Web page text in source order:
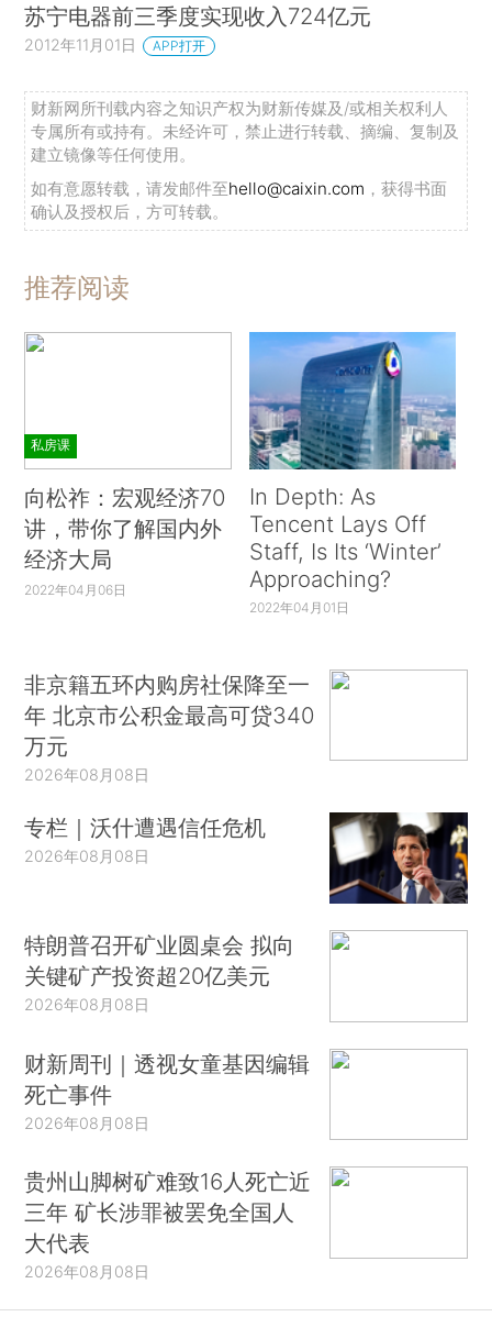
苏宁电器前三季度实现收入724亿元
2012年11月01日 APP打开
财新网所刊载内容之知识产权为财新传媒及/或相关权利人
专属所有或持有。未经许可，禁止进行转载、摘编、复制及
建立镜像等任何使用。
如有意愿转载，请发邮件至hello@caixin.com ，获得书面
确认及授权后，方可转载。
推荐阅读
私房课
向松祚：宏观经济70
讲，带你了解国内外
经济大局
2022年04月06日
In Depth: As
Tencent Lays Off
Staff, Is Its ‘Winter’
Approaching?
2022年04月01日
非京籍五环内购房社保降至一
年 北京市公积金最高可贷340
万元
2026年08月08日
专栏｜沃什遭遇信任危机
2026年08月08日
特朗普召开矿业圆桌会 拟向
关键矿产投资超20亿美元
2026年08月08日
财新周刊｜透视女童基因编辑
死亡事件
2026年08月08日
贵州山脚树矿难致16人死亡近
三年 矿长涉罪被罢免全国人
大代表
2026年08月08日